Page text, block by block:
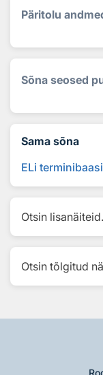
Päritolu
Sõna seosed
Sama sõna
ELi
Otsin
Otsin tõlgitud